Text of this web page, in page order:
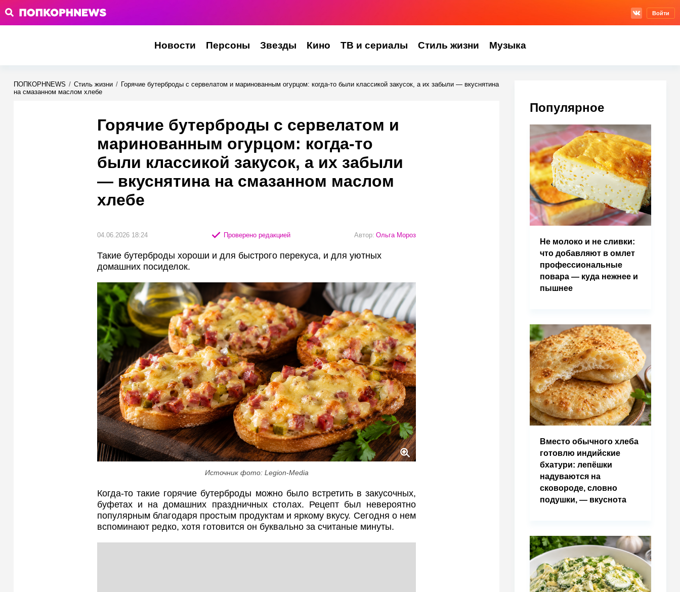
Войти
Новости Персоны Звезды Кино ТВ и сериалы Стиль жизни Музыка
ПОПКОРНNEWS / Стиль жизни / Горячие бутерброды с сервелатом и маринованным огурцом: когда-то были классикой закусок, а их забыли — вкуснятина
на смазанном маслом хлебе
Горячие бутерброды с сервелатом и
маринованным огурцом: когда-то
были классикой закусок, а их забыли
— вкуснятина на смазанном маслом
хлебе
04.06.2026 18:24 Проверено редакцией Автор: Ольга Мороз
Такие бутерброды хороши и для быстрого перекуса, и для уютных
домашних посиделок.
Источник фото: Legion-Media
Когда-то такие горячие бутерброды можно было встретить в закусочных,
буфетах и на домашних праздничных столах. Рецепт был невероятно
популярным благодаря простым продуктам и яркому вкусу. Сегодня о нем
вспоминают редко, хотя готовится он буквально за считаные минуты.
Популярное
Не молоко и не сливки:
что добавляют в омлет
профессиональные
повара — куда нежнее и
пышнее
Вместо обычного хлеба
готовлю индийские
бхатури: лепёшки
надуваются на
сковороде, словно
подушки, — вкуснота